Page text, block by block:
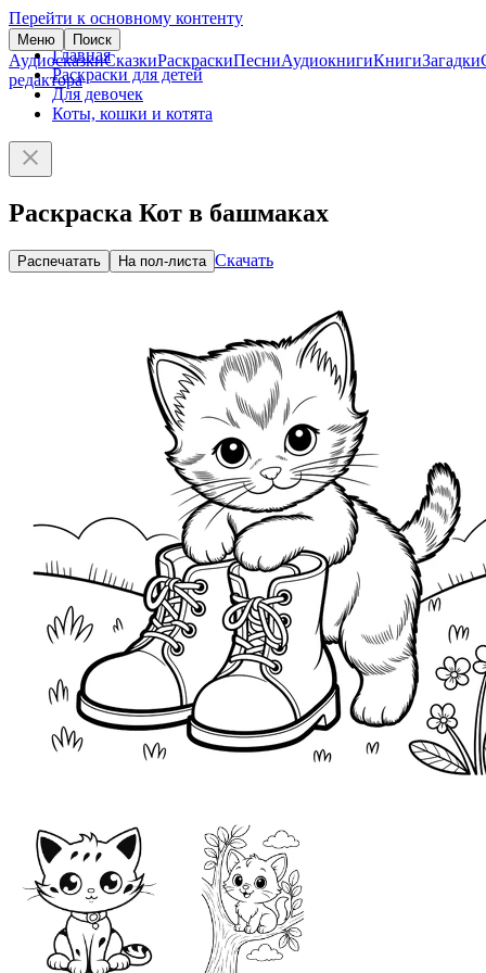
Перейти к основному контенту
Меню Поиск
АудиосказкиСказкиРаскраскиПесниАудиокнигиКнигиЗагадки
редактора
Главная
Раскраски для детей
Для девочек
Коты, кошки и котята
Раскраска Кот в башмаках
Распечатать На пол-листа Скачать